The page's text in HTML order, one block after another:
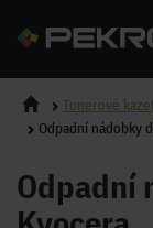
Tonerové
Odpadní nádobky
Odpadní